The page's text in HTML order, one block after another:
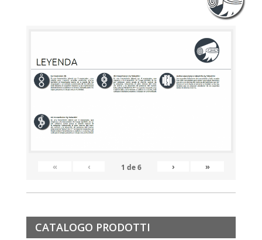
« ‹ 1 de6 › »
CATALOGO PRODOTTI